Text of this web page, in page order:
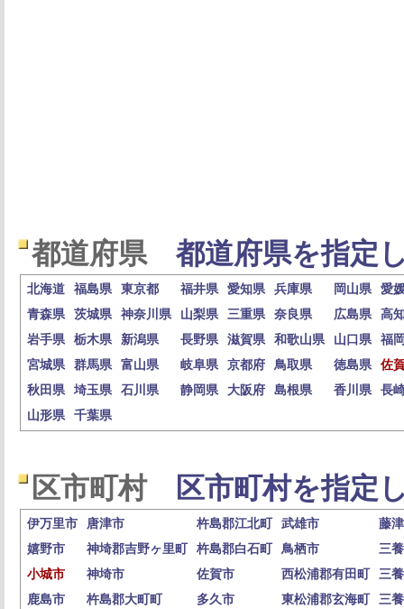
都道府県 都道府県を指定
北海道 福島県 東京都 福井県 愛知県 兵庫県 岡山県
愛
青森県
茨城県 神奈川県 山梨県 三重県 奈良県 広島県
高
岩手県
栃木県 新潟県 長野県 滋賀県 和歌山県 山口県
福
宮城県
群馬県 富山県 岐阜県 京都府 鳥取県 徳島県
佐
秋田県
埼玉県 石川県 静岡県 大阪府 島根県 香川県
長
山形県
千葉県
区市町村 区市町村を指定
伊万里市 唐津市 杵島郡江北町 武雄市
藤
嬉野市
神埼郡吉野ヶ里町 杵島郡白石町 鳥栖市
三
小城市
神埼市 佐賀市 西松浦郡有田町
三
鹿島市
杵島郡大町町 多久市 東松浦郡玄海町 三